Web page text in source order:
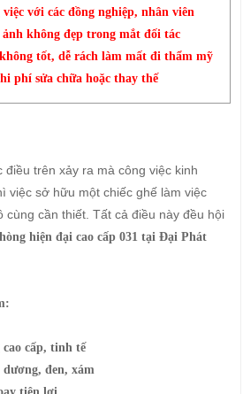
với các đồng nghiệp, nhân viên
không đẹp trong mắt đối tác
tốt, dễ rách làm mất đi thẩm mỹ
phí sửa chữa hoặc thay thế
điều trên xảy ra mà công việc kinh
việc sở hữu một chiếc ghế làm việc
cùng cần thiết. Tất cả điều này đều hội
hiện đại cao cấp 031 tại Đại Phát
cấp, tinh tế
đen, xám